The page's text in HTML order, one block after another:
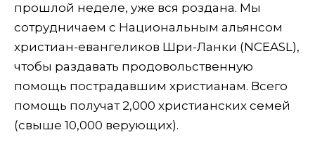
прошлой неделе, уже вся роздана. Мы
сотрудничаем с Национальным альянсом
христиан-евангеликов Шри-Ланки (NCEASL),
чтобы раздавать продовольственную
помощь пострадавшим христианам. Всего
помощь получат 2,000 христианских семей
(свыше 10,000 верующих).